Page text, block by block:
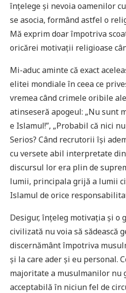
înțelege și nevoia oamenilor
se asocia, formând astfel o
Mă exprim doar împotriva
oricărei motivații religioase
Mi-aduc aminte că exact
elitei mondiale în ceea ce
vremea când crimele oribile
atinseseră apogeul: „Nu sunt
e Islamul!”, „Probabil că nici
Serios? Când recrutorii își
cu versete abil interpretate
discursul lor era plin de
lumii, principala grijă a lumii
Islamul de orice
Desigur, înțeleg motivația și o
civilizată nu voia să sădească
discernământ împotriva
și la care ader și eu personal.
majoritate a musulmanilor nu
acceptabilă în niciun fel de